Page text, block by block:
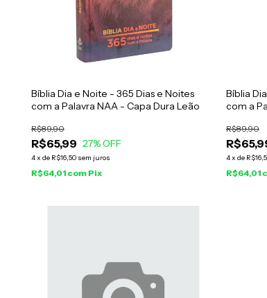
Bíblia Dia e Noite - 365 Dias e Noites
com a Palavra NAA - Capa Dura Leão
R$65,99
R$89,90
27% OFF
4x de R$16,50 sem juros
R$64,01 com Pix
Bíblia
com a
R$89,90
4x de
R$64,01